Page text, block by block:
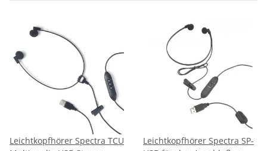
Leichtkopfhörer Spectra TCU
Leichtkopfhörer Spectra SP-